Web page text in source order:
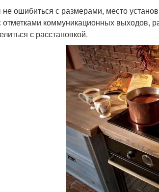
ошибиться с размерами, место
отметками коммуникационных выходов,
с расстановкой.